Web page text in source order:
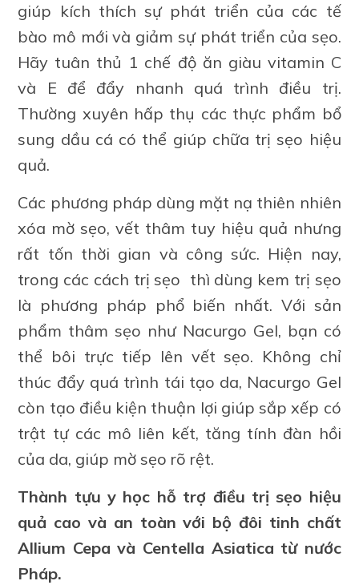
giúp kích thích sự phát triển của các tế
bào mô mới và giảm sự phát triển của sẹo.
Hãy tuân thủ 1 chế độ ăn giàu vitamin C
và E để đẩy nhanh quá trình điều trị.
Thường xuyên hấp thụ các thực phẩm bổ
sung dầu cá có thể giúp chữa trị sẹo hiệu
quả.
Các phương pháp dùng mặt nạ thiên nhiên
xóa mờ sẹo, vết thâm tuy hiệu quả nhưng
rất tốn thời gian và công sức. Hiện nay,
trong các cách trị sẹo thì dùng kem trị sẹo
là phương pháp phổ biến nhất. Với sản
phẩm thâm sẹo như Nacurgo Gel, bạn có
thể bôi trực tiếp lên vết sẹo. Không chỉ
thúc đẩy quá trình tái tạo da, Nacurgo Gel
còn tạo điều kiện thuận lợi giúp sắp xếp có
trật tự các mô liên kết, tăng tính đàn hồi
của da, giúp mờ sẹo rõ rệt.
Thành tựu y học hỗ trợ điều trị sẹo hiệu
quả cao và an toàn với bộ đôi tinh chất
Allium Cepa và Centella Asiatica từ nước
Pháp.